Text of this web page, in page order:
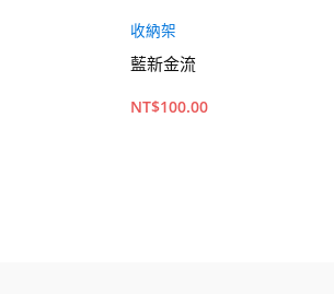
收納架
藍新金流
NT$100.00